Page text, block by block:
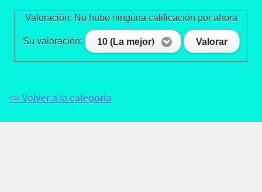
Valoración: No hubo ningúna calificación por ahora
Su valoración: 10 (La mejor) Valorar
<= Volver a la categoría